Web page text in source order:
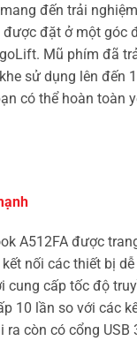
đến trải
đặt ở một góc
Mũ phím đã
sử dụng lên đến
có thể hoàn toàn
A512FA được
nối các thiết bị
cung cấp tốc độ
10 lần so với các
ra còn có cổng USB